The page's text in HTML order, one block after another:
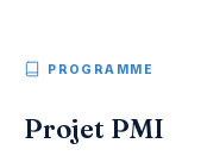
PROGRAMME
Projet PMI